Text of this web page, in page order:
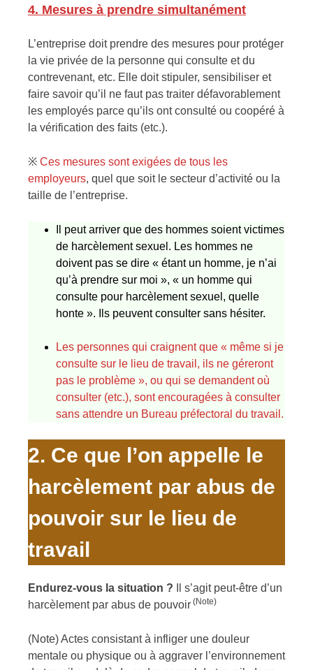
4. Mesures à prendre simultanément
L’entreprise doit prendre des mesures pour protéger
la vie privée de la personne qui consulte et du
contrevenant, etc. Elle doit stipuler, sensibiliser et
faire savoir qu’il ne faut pas traiter défavorablement
les employés parce qu’ils ont consulté ou coopéré à
la vérification des faits (etc.).
※ Ces mesures sont exigées de tous les
employeurs, quel que soit le secteur d’activité ou la
taille de l’entreprise.
Il peut arriver que des hommes soient victimes
de harcèlement sexuel. Les hommes ne
doivent pas se dire « étant un homme, je n’ai
qu’à prendre sur moi », « un homme qui
consulte pour harcèlement sexuel, quelle
honte ». Ils peuvent consulter sans hésiter.
Les personnes qui craignent que « même si je
consulte sur le lieu de travail, ils ne géreront
pas le problème », ou qui se demandent où
consulter (etc.), sont encouragées à consulter
sans attendre un Bureau préfectoral du travail.
2. Ce que l’on appelle le
harcèlement par abus de
pouvoir sur le lieu de
travail
Endurez-vous la situation ? Il s’agit peut-être d’un
harcèlement par abus de pouvoir (Note)
(Note) Actes consistant à infliger une douleur
mentale ou physique ou à aggraver l’environnement